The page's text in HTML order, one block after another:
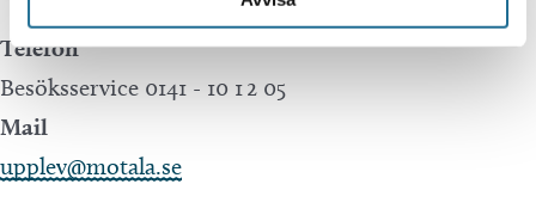
Telefon
Besöksservice 0141 - 10 1 2 05
Mail
upplev@motala.se